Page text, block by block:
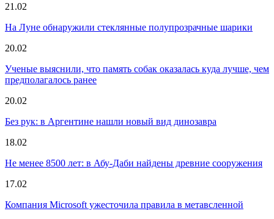
21.02
На Луне обнаружили стеклянные полупрозрачные шарики
20.02
Ученые выяснили, что память собак оказалась куда лучше, чем
предполагалось ранее
20.02
Без рук: в Аргентине нашли новый вид динозавра
18.02
Не менее 8500 лет: в Абу-Даби найдены древние сооружения
17.02
Компания Microsoft ужесточила правила в метавсленной